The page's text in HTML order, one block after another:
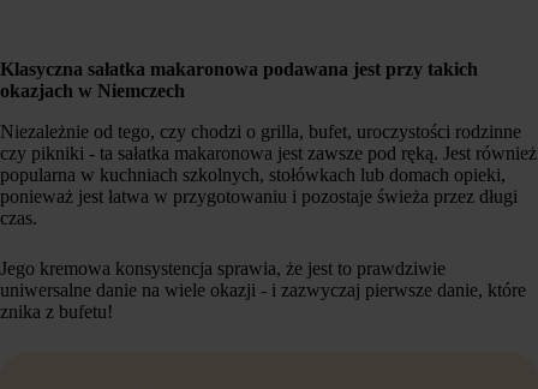
Klasyczna sałatka makaronowa podawana jest przy takich
okazjach w Niemczech
Niezależnie od tego, czy chodzi o grilla, bufet, uroczystości rodzinne
czy pikniki - ta sałatka makaronowa jest zawsze pod ręką. Jest również
popularna w kuchniach szkolnych, stołówkach lub domach opieki,
ponieważ jest łatwa w przygotowaniu i pozostaje świeża przez długi
czas.
Jego kremowa konsystencja sprawia, że jest to prawdziwie
uniwersalne danie na wiele okazji - i zazwyczaj pierwsze danie, które
znika z bufetu!